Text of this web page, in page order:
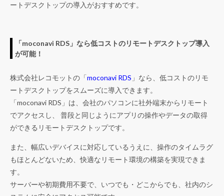
ートデスクトップの導入がおすすめです。
「moconavi RDS」なら低コストのリモートデスクトップ導入
が可能！
株式会社レコモットの「moconavi RDS 」なら、低コストのリモ
ートデスクトップをスムーズに導入できます。
「moconavi RDS」は、会社のパソコンに社外端末からリモート
でアクセスし、 普段と同じようにアプリの操作やデータの取得
ができるリモートデスクトップです。
また、幅広いデバイスに対応しているうえに、操作のタイムラグ
もほとんどないため、快適なリモート環境の構築を実現できま
す。
サーバーや初期費用不要で、いつでも・どこからでも、社内のシ